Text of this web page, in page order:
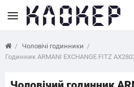
Чоловічі годинники
Годинник ARMANI EXCHANGE FITZ